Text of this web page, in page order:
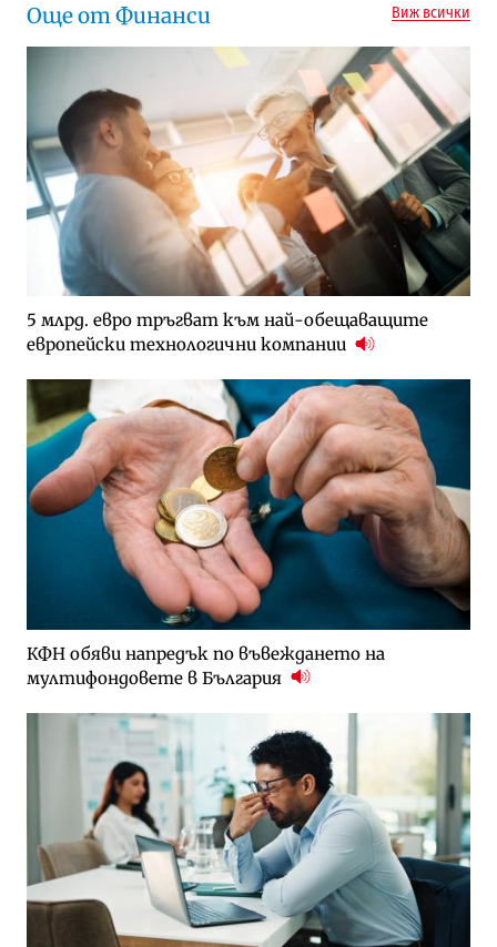
Още от Финанси Виж всички
5 млрд. евро тръгват към най-обещаващите
европейски технологични компании
КФН обяви напредък по въвеждането на
мултифондовете в България